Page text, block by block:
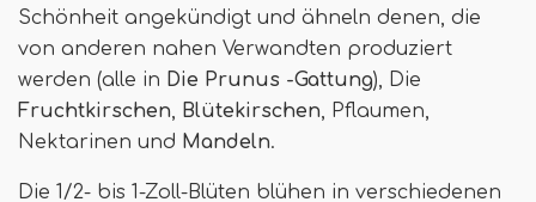
Schönheit angekündigt und ähneln denen, die
von anderen nahen Verwandten produziert
werden (alle in Die Prunus -Gattung), Die
Fruchtkirschen, Blütekirschen, Pflaumen,
Nektarinen und Mandeln.
Die 1/2- bis 1-Zoll-Blüten blühen in verschiedenen